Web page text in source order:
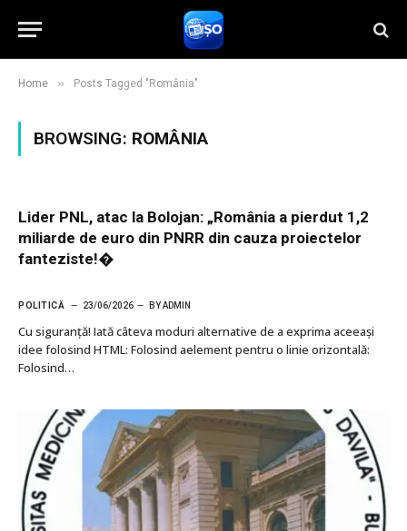
Home » Posts Tagged "România"
BROWSING: ROMÂNIA
Lider PNL, atac la Bolojan: „România a pierdut 1,2
miliarde de euro din PNRR din cauza proiectelor
fanteziste!�
POLITICĂ 23/06/2026 BYADMIN
Cu siguranţă! Iată câteva moduri alternative de a exprima aceeași
idee folosind HTML: Folosind aelement pentru o linie orizontală:
Folosind…